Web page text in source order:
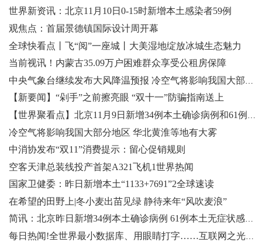
世界新资讯：北京11月10日0-15时新增本土感染者59例
观焦点：首届景德镇国际设计周开幕
全球快看点丨飞“阅”一座城丨大美湿地绽放冰城生态魅力
当前视讯！内蒙古35.09万户困难群众享受公租房保障
【新要闻】“剁手”之前擦亮眼 “双十一”防骗指南送上
冷空气将影响我国大部分地区 华北黄淮等地有大雾
中消协发布“双11”消费提示：留心促销规则
空客天津总装线投产首架A321飞机1世界热闻
国家卫健委：昨日新增本土“1133+7691”2全球速读
在希望的田野上|冬小麦出苗见绿 静待来年“风吹麦浪”
简讯：北京昨日新增34例本土确诊病例 61例本土无症状感染者
每日热闻!全世界最小数据库、用眼睛打字……互联网之光博览会“黑科技”炫酷来袭